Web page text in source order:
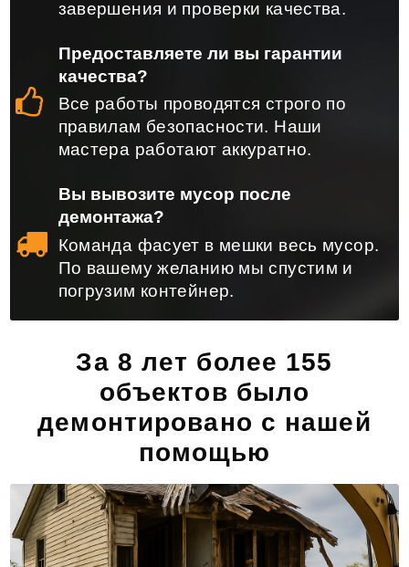
завершения и проверки качества.
Предоставляете ли вы гарантии
качества?
Все работы проводятся строго по
правилам безопасности. Наши
мастера работают аккуратно.
Вы вывозите мусор после
демонтажа?
Команда фасует в мешки весь мусор.
По вашему желанию мы спустим и
погрузим контейнер.
За 8 лет более 155
объектов было
демонтировано с нашей
помощью